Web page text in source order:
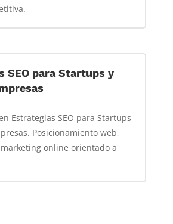
SEO para Startups y
Estrategias SEO para Startups
Posicionamiento web,
online orientado a